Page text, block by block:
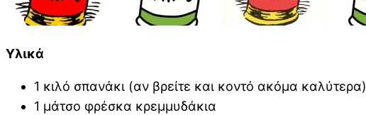
Υλικά
1 κιλό σπανάκι (αν βρείτε και κοντό ακόμα καλύτερα)
1 μάτσο φρέσκα κρεμμυδάκια